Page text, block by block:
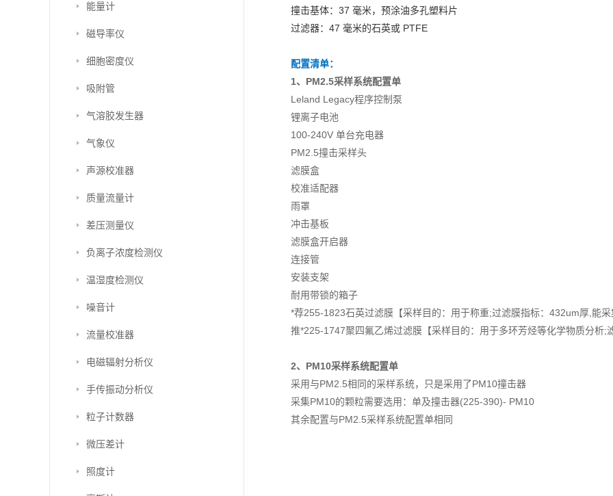
能量计
磁导率仪
细胞密度仪
吸附管
气溶胶发生器
气象仪
声源校准器
质量流量计
差压测量仪
负离子浓度检测仪
温湿度检测仪
噪音计
流量校准器
电磁辐射分析仪
手传振动分析仪
粒子计数器
微压差计
照度计
撞击基体：37 毫米，预涂油多孔塑料片
过滤器：47 毫米的石英或 PTFE
配置清单：
1、PM2.5采样系统配置单
Leland Legacy程序控制泵
锂离子电池
100-240V 单台充电器
PM2.5撞击采样头
滤膜盒
校准适配器
雨罩
冲击基板
滤膜盒开启器
连接管
安装支架
耐用带锁的箱子
*荐255-1823石英过滤膜【采样目的：用于称重;过滤膜指标：432um厚,能
推*225-1747聚四氟乙烯过滤膜【采样目的：用于多环芳烃等化学物质分析
2、PM10采样系统配置单
采用与PM2.5相同的采样系统，只是采用了PM10撞击器
采集PM10的颗粒需要选用：单及撞击器(225-390)- PM10
其余配置与PM2.5采样系统配置单相同